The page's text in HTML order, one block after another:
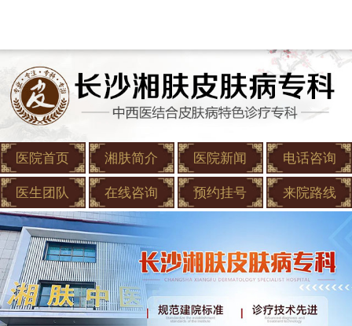
医院首页 湘肤简介 医院新闻 电话咨询
医生团队 在线咨询 预约挂号 来院路线